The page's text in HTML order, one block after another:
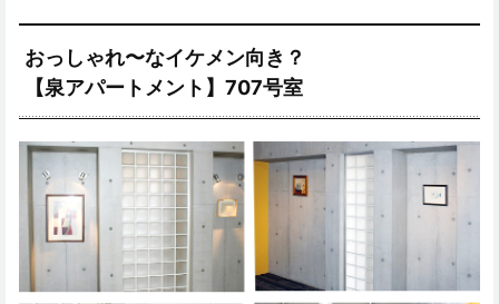
おっしゃれ〜なイケメン向き？
【泉アパートメント】707号室